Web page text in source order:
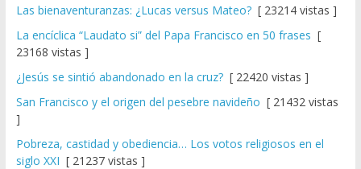
Las bienaventuranzas: ¿Lucas versus Mateo?[ 23214 vistas ]
La encíclica “Laudato si” del Papa Francisco en 50 frases [
23168 vistas ]
¿Jesús se sintió abandonado en la cruz?[ 22420 vistas ]
San Francisco y el origen del pesebre navideño [ 21432 vistas
]
Pobreza, castidad y obediencia… Los votos religiosos en el
siglo XXI [ 21237 vistas ]